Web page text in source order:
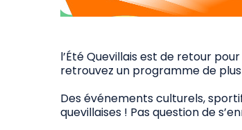
l’Été Quevillais est de retour
retrouvez un programme de
Des événements culturels,
quevillaises ! Pas question de